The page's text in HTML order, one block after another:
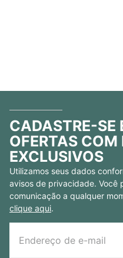
CADASTRE-SE
OFERTAS COM
EXCLUSIVOS
Utilizamos seus dados
avisos de privacidade. Você
comunicação a qualquer
clique aqui.